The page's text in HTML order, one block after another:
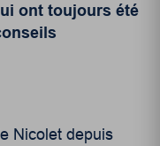
ont toujours été
Nicolet depuis